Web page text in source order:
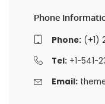
Phone
Phone:(+1)
Tel:+1-541-
Email: